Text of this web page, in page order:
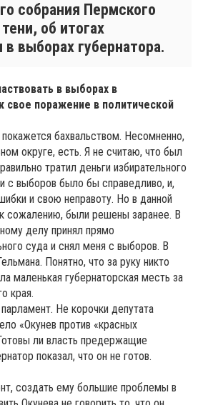
собрания Пермского
об итогах
выборах губернатора.
в выборах в
свое поражение в политической
бахвальством. Несомненно,
округе, есть. Я не считаю, что был
тратил деньги избирательного
с выборов было бы справедливо, и,
и свою неправоту. Но в данной
сожалению, были решены заранее. В
делу принял прямо
суда и снял меня с выборов. В
Понятно, что за руку никто
маленькая губернаторская месть за
края.
Не корочки депутата
«Окунев против «красных
ли власть предержащие
показал, что он не готов.
создать ему большие проблемы в